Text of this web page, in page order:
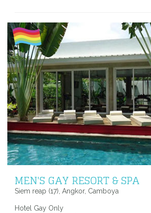
MEN'S GAY RESORT & SPA
Siem reap (17), Angkor, Camboya
Hotel Gay Only